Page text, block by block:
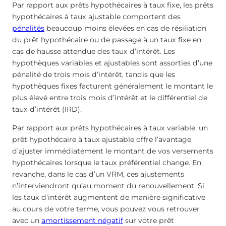
Par rapport aux prêts hypothécaires à taux fixe, les prêts
hypothécaires à taux ajustable comportent des
pénalités beaucoup moins élevées en cas de résiliation
du prêt hypothécaire ou de passage à un taux fixe en
cas de hausse attendue des taux d’intérêt. Les
hypothèques variables et ajustables sont assorties d’une
pénalité de trois mois d’intérêt, tandis que les
hypothèques fixes facturent généralement le montant le
plus élevé entre trois mois d’intérêt et le différentiel de
taux d’intérêt (IRD).
Par rapport aux prêts hypothécaires à taux variable, un
prêt hypothécaire à taux ajustable offre l’avantage
d’ajuster immédiatement le montant de vos versements
hypothécaires lorsque le taux préférentiel change. En
revanche, dans le cas d’un VRM, ces ajustements
n’interviendront qu’au moment du renouvellement. Si
les taux d’intérêt augmentent de manière significative
au cours de votre terme, vous pouvez vous retrouver
avec un amortissement négatif sur votre prêt